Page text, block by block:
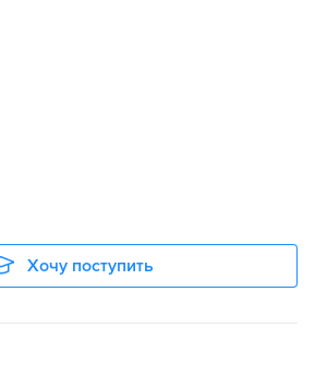
Хочу поступить